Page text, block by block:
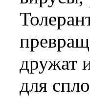
дружат
для